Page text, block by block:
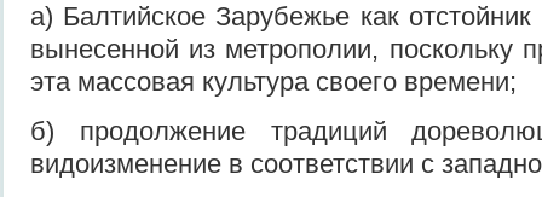
а) Балтийское Зарубежье как
вынесенной из метрополии, поскольку
эта массовая культура своего времени;
б) продолжение традиций
видоизменение в соответствии с